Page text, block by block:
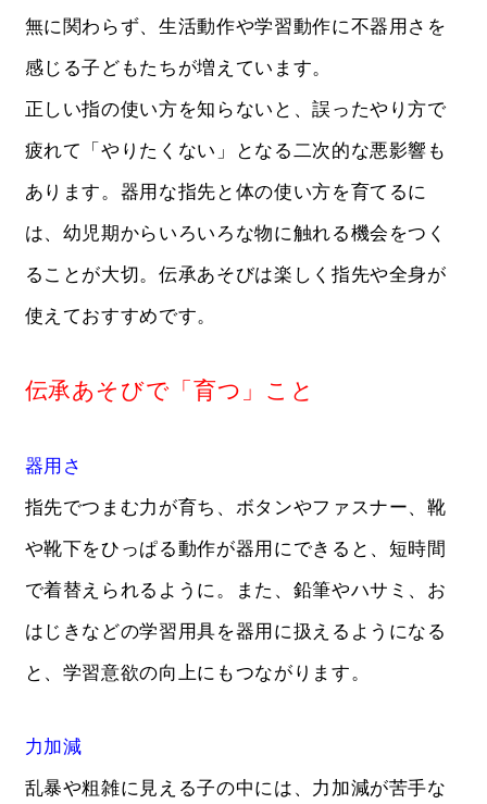
無に関わらず、生活動作や学習動作に不器用さを
感じる子どもたちが増えています。
正しい指の使い方を知らないと、誤ったやり方で
疲れて「やりたくない」となる二次的な悪影響も
あります。器用な指先と体の使い方を育てるに
は、幼児期からいろいろな物に触れる機会をつく
ることが大切。伝承あそびは楽しく指先や全身が
使えておすすめです。
伝承あそびで「育つ」こと
器用さ
指先でつまむ力が育ち、ボタンやファスナー、靴
や靴下をひっぱる動作が器用にできると、短時間
で着替えられるように。また、鉛筆やハサミ、お
はじきなどの学習用具を器用に扱えるようになる
と、学習意欲の向上にもつながります。
力加減
乱暴や粗雑に見える子の中には、力加減が苦手な